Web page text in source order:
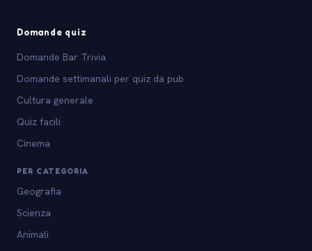
Domande quiz
Domande Bar Trivia
Domande settimanali per quiz da pub
Cultura generale
Quiz facili
Cinema
PER CATEGORIA
Geografia
Scienza
Animali